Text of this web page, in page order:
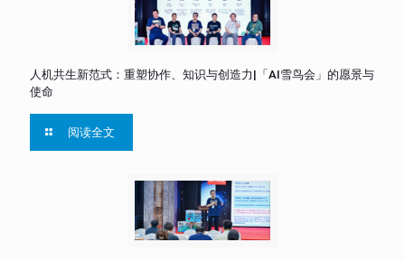
人机共生新范式：重塑协作、知识与创造力|「AI雪鸟会」的愿景与
使命
阅读全文